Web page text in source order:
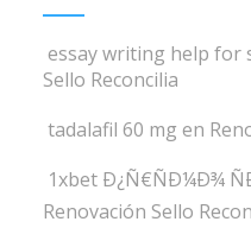
essay writing help for
Sello Reconcilia
tadalafil 60 mg en
1xbet Ð¿Ñ€ÑÐ¼Ð¾
Renovación Sello